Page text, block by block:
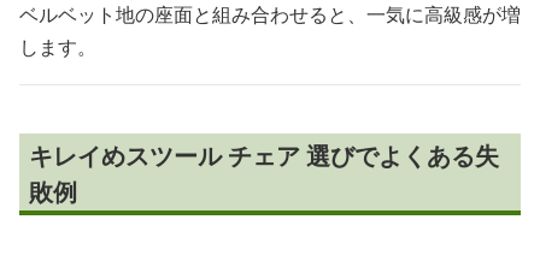
ベルベット地の座面と組み合わせると、一気に高級感が増
します。
キレイめスツール チェア 選びでよくある失
敗例